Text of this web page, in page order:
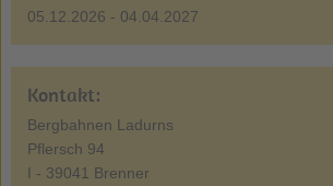
05.12.2026 - 04.04.2027
Kontakt:
Bergbahnen Ladurns
Pflersch 94
I - 39041 Brenner